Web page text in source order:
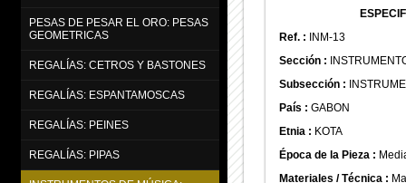
Ref. :
INM-13
Sección :
Subsección :
País : GABON
Etnia : KOTA
Época de la Pieza :
Materiales / Técnica :
PESAS DE PESAR EL ORO: PESAS
GEOMETRICAS
REGALÍAS: CETROS Y BASTONES
REGALÍAS: ESPANTAMOSCAS
REGALÍAS: PEINES
REGALÍAS: PIPAS